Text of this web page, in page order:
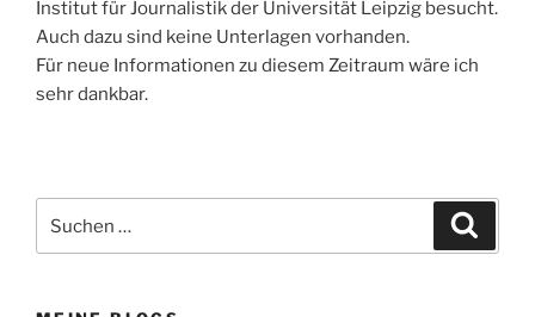
Institut für Journalistik der Universität Leipzig besucht.
Auch dazu sind keine Unterlagen vorhanden.
Für neue Informationen zu diesem Zeitraum wäre ich
sehr dankbar.
nach: